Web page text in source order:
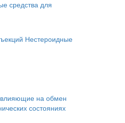
средства для
Нестероидные
на обмен
состояниях